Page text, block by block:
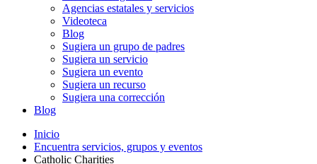
Agencias estatales y servicios
Videoteca
Blog
Sugiera un grupo de padres
Sugiera un servicio
Sugiera un evento
Sugiera un recurso
Sugiera una corrección
Blog
Inicio
Encuentra servicios, grupos y eventos
Catholic Charities